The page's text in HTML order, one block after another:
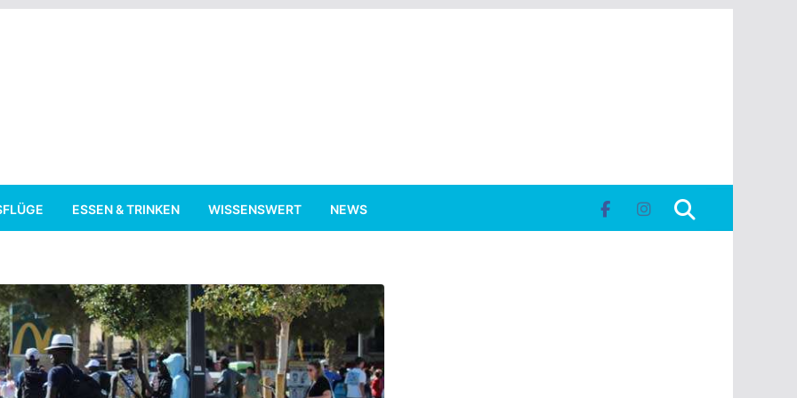
ESSEN & TRINKEN WISSENSWERT NEWS